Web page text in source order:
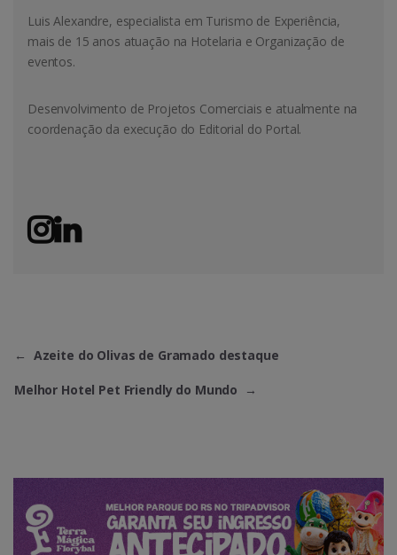
Luis Alexandre, especialista em Turismo de Experiência,
mais de 15 anos atuação na Hotelaria e Organização de
eventos.
Desenvolvimento de Projetos Comerciais e atualmente na
coordenação da execução do Editorial do Portal.
← Azeite do Olivas de Gramado destaque
Melhor Hotel Pet Friendly do Mundo →